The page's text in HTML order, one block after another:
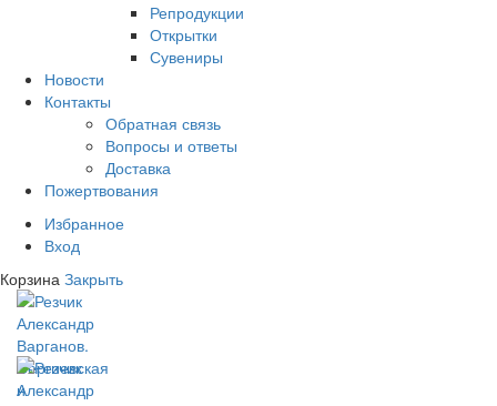
Репродукции
Открытки
Сувениры
Новости
Контакты
Обратная связь
Вопросы и ответы
Доставка
Пожертвования
Избранное
Вход
Корзина Закрыть